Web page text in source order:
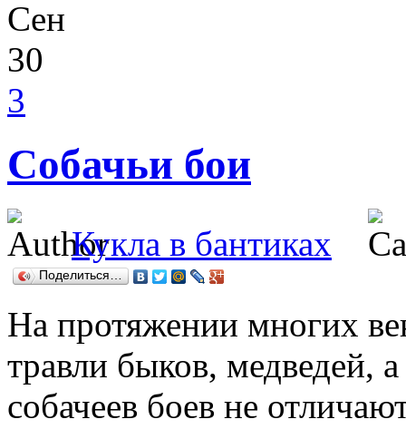
Сен
30
3
Собачьи бои
Кукла в бантиках
Поделиться…
На протяжении многих
травли быков, медведей,
собачеев боев не